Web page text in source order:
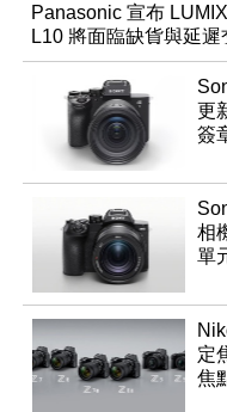
Panasonic 宣布 LUMIX
L10 將面臨缺貨與延遲
貨時間
更
簽
相
單
定
焦